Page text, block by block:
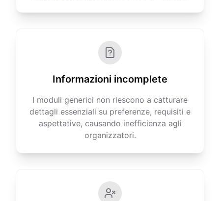
Informazioni incomplete
I moduli generici non riescono a catturare
dettagli essenziali su preferenze, requisiti e
aspettative, causando inefficienza agli
organizzatori.